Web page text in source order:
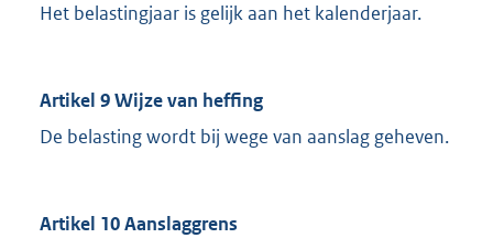
Het belastingjaar is gelijk aan het kalenderjaar.
Artikel 9 Wijze van heffing
De belasting wordt bij wege van aanslag geheven.
Artikel 10 Aanslaggrens